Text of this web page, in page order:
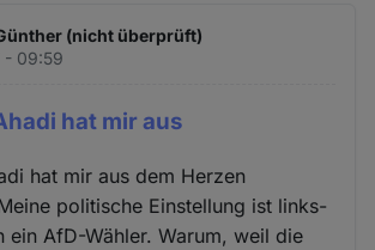
(nicht überprüft)
- 09:59
hat mir aus
hat mir aus dem Herzen
politische Einstellung ist links-
ein AfD-Wähler. Warum, weil die